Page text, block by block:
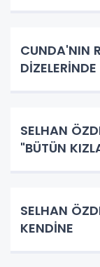
CUNDA'NIN
DİZELERİNDE
SELHAN
"BÜTÜN
SELHAN ÖZDEMİRLE DUYGU SELİ:GÜVEN
KENDİNE